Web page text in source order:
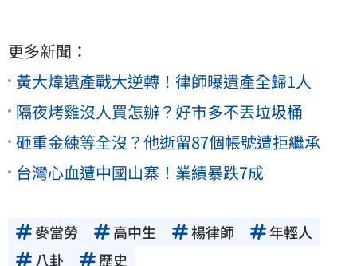
更多新聞：
黃大煒遺產戰大逆轉！律師曝遺產全歸1人
隔夜烤雞沒人買怎辦？好市多不丟垃圾桶
砸重金練等全沒？他逝留87個帳號遭拒繼承
台灣心血遭中國山寨！業績暴跌7成
麥當勞 高中生 楊律師
年輕人
八卦
歷史